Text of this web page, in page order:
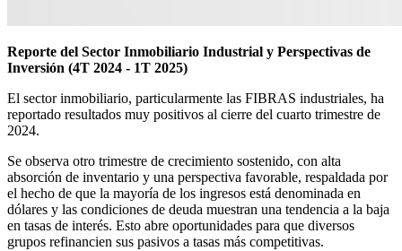
Reporte del Sector Inmobiliario Industrial y Perspectivas de
Inversión (4T 2024 - 1T 2025)
El sector inmobiliario, particularmente las FIBRAS industriales, ha
reportado resultados muy positivos al cierre del cuarto trimestre de
2024.
Se observa otro trimestre de crecimiento sostenido, con alta
absorción de inventario y una perspectiva favorable, respaldada por
el hecho de que la mayoría de los ingresos está denominada en
dólares y las condiciones de deuda muestran una tendencia a la baja
en tasas de interés. Esto abre oportunidades para que diversos
grupos refinancien sus pasivos a tasas más competitivas.